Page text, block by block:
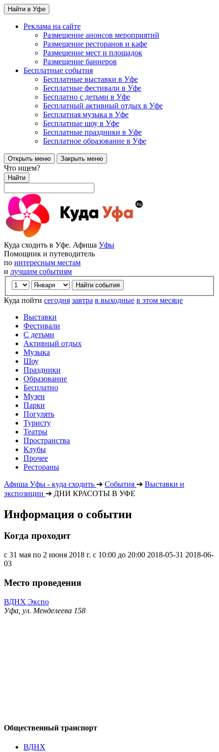
Найти в Уфе
Реклама на сайте
Размещение анонсов мероприятий
Размещение ресторанов и кафе
Размещение мест и площадок
Размещение баннеров
Бесплатные события
Бесплатные выставки в Уфе
Бесплатные фестивали в Уфе
Бесплатно с детьми в Уфе
Бесплатный активный отдых в Уфе
Бесплатная музыка в Уфе
Бесплатные шоу в Уфе
Бесплатные праздники в Уфе
Бесплатное образование в Уфе
Открыть меню Закрыть меню
Что ищем?
Найти
Куда сходить в Уфе. Афиша Уфы
Помощник и путеводитель
по интересным местам
и лучшим событиям
Куда пойти сегодня завтра в выходные в этом месяце
Выставки
Фестивали
С детьми
Активный отдых
Музыка
Шоу
Праздники
Образование
Бесплатно
Музеи
Парки
Погулять
Туристу
Театры
Пространства
Клубы
Прочее
Рестораны
Афиша Уфы - куда сходить ➔ События ➔ Выставки и
экспозиции ➔ ДНИ КРАСОТЫ В УФЕ
Информация о событии
Когда проходит
с 31 мая по 2 июня 2018 г. с 10:00 до 20:00 2018-05-31 2018-06-
03
Место проведения
ВДНХ Экспо
Уфа, ул. Менделеева 158
Общественный транспорт
ВДНХ